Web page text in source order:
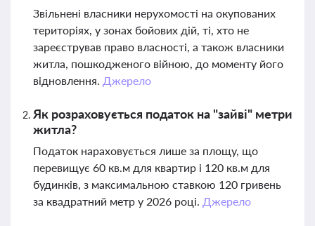
Звільнені власники нерухомості на окупованих
територіях, у зонах бойових дій, ті, хто не
зареєстрував право власності, а також власники
житла, пошкодженого війною, до моменту його
відновлення. Джерело
Як розраховується податок на "зайві" метри
житла?
Податок нараховується лише за площу, що
перевищує 60 кв.м для квартир і 120 кв.м для
будинків, з максимальною ставкою 120 гривень
за квадратний метр у 2026 році. Джерело